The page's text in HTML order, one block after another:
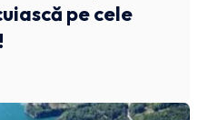
pe cele